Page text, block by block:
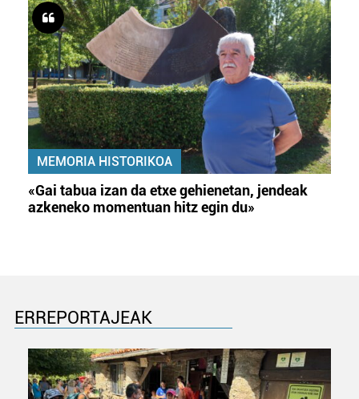
MEMORIA HISTORIKOA
«Gai tabua izan da etxe gehienetan, jendeak
azkeneko momentuan hitz egin du»
ERREPORTAJEAK